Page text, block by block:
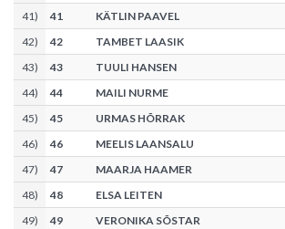
41) 41
KÄTLIN PAAVEL
42) 42
TAMBET LAASIK
43) 43
TUULI HANSEN
44) 44
MAILI NURME
45) 45
URMAS HÕRRAK
46) 46
MEELIS LAANSALU
47) 47
MAARJA HAAMER
48) 48
ELSA LEITEN
49) 49
VERONIKA SÕSTAR